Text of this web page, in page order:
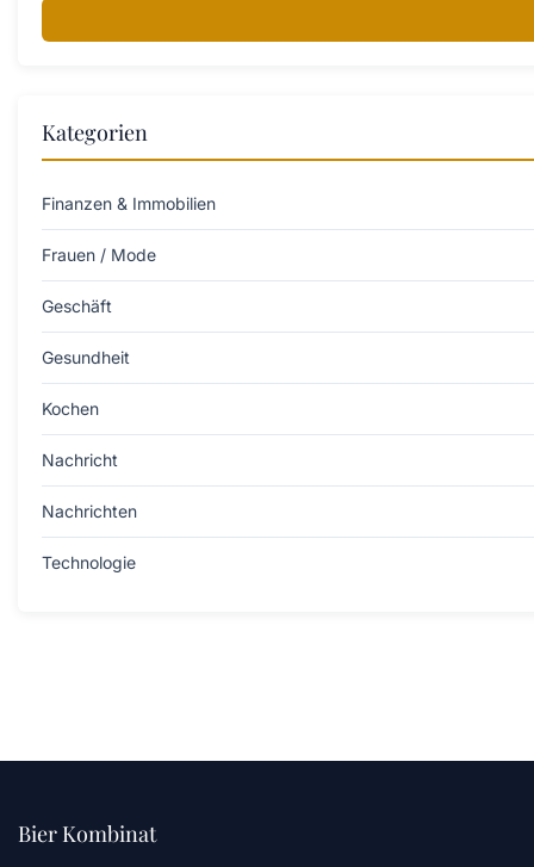
Kategorien
Finanzen & Immobilien
Frauen / Mode
Geschäft
Gesundheit
Kochen
Nachricht
Nachrichten
Technologie
Bier Kombinat